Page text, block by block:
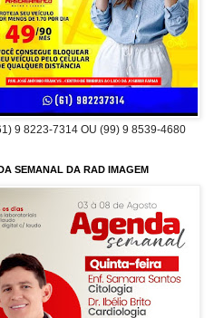
9 8223-7314 OU (99) 9 8539-4680
SEMANAL DA RAD IMAGEM